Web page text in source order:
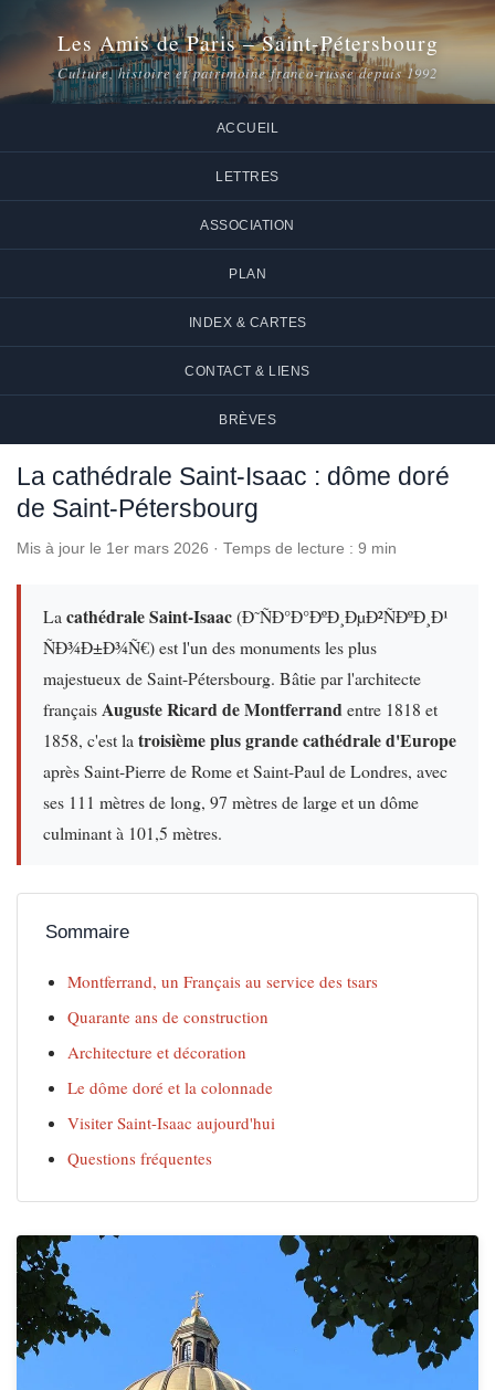
Les Amis de Paris – Saint-Pétersbourg
Culture, histoire et patrimoine franco-russe depuis 1992
ACCUEIL
LETTRES
ASSOCIATION
PLAN
INDEX & CARTES
CONTACT & LIENS
BRÈVES
La cathédrale Saint-Isaac : dôme doré
de Saint-Pétersbourg
Mis à jour le 1er mars 2026 · Temps de lecture : 9 min
La cathédrale Saint-Isaac(Ð˜ÑÐ°Ð°ÐºÐ¸ÐµÐ²ÑÐºÐ¸Ð¹
ÑÐ¾Ð±Ð¾Ñ€) est l'un des monuments les plus
majestueux de Saint-Pétersbourg. Bâtie par l'architecte
françaisAuguste Ricard de Montferrandentre 1818 et
1858, c'est la troisième plus grande cathédrale d'Europe
après Saint-Pierre de Rome et Saint-Paul de Londres, avec
ses 111 mètres de long, 97 mètres de large et un dôme
culminant à 101,5 mètres.
Sommaire
Montferrand, un Français au service des tsars
Quarante ans de construction
Architecture et décoration
Le dôme doré et la colonnade
Visiter Saint-Isaac aujourd'hui
Questions fréquentes